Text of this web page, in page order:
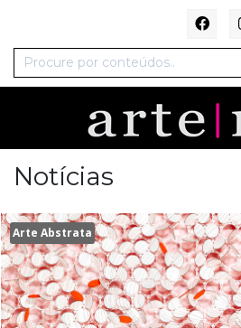
Notícias
Arte Abstrata